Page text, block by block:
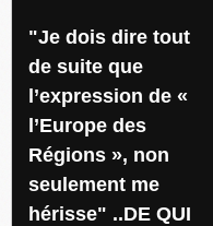
"Je dois dire tout
de suite que
l’expression de «
l’Europe des
Régions », non
seulement me
hérisse" ..DE QUI